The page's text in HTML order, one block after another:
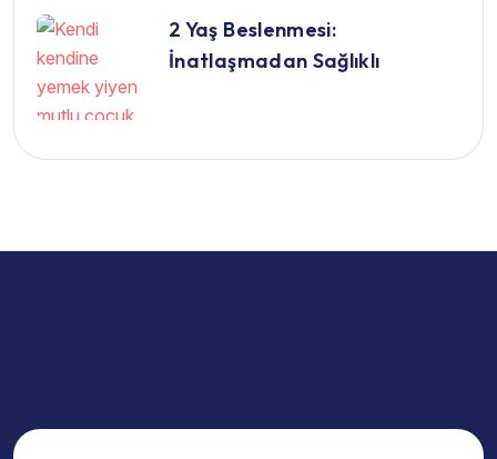
2 Yaş Beslenmesi:
İnatlaşmadan Sağlıklı